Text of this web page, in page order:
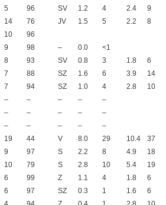
5 96 SV 1.2 4 2.4
9
14 76 JV 1.5 5 2.2
8
10
96
9 98 – 0.0
<1
8 93 SV 0.8 3 1.8
6
7 88 SZ 1.6 6 3.9
14
7 94 SZ 1.0 4 2.8
10
– – – –
–
– – – –
–
– – – –
–
19 44 V 8.0 29 10.4
37
9 97 S 2.2 8 4.9
18
10 79 S 2.8 10 5.4
19
6 99 Z 1.1 4 1.8
6
6 97 SZ 0.3 1 1.6
6